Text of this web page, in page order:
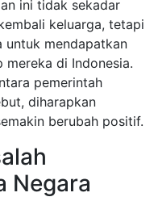
ini tidak sekadar
keluarga, tetapi
untuk mendapatkan
mereka di Indonesia.
pemerintah
diharapkan
berubah positif.
Negara